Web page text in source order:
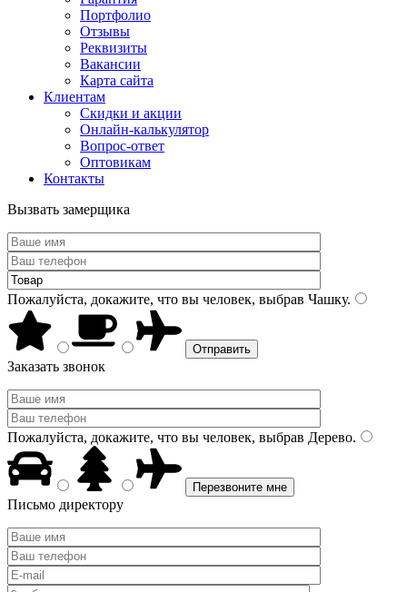
Портфолио
Отзывы
Реквизиты
Вакансии
Карта сайта
Клиентам
Скидки и акции
Онлайн-калькулятор
Вопрос-ответ
Оптовикам
Контакты
Вызвать замерщика
Пожалуйста, докажите, что вы человек, выбрав Чашку.
Заказать звонок
Пожалуйста, докажите, что вы человек, выбрав Дерево.
Письмо директору